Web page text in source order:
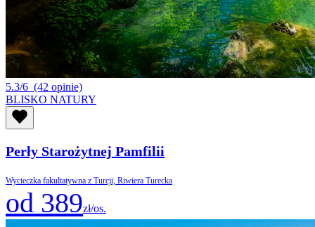
5.3/6 (42 opinie)
BLISKO NATURY
Perły Starożytnej Pamfilii
Wycieczka fakultatywna z Turcji, Riwiera Turecka
od 389zł/os.